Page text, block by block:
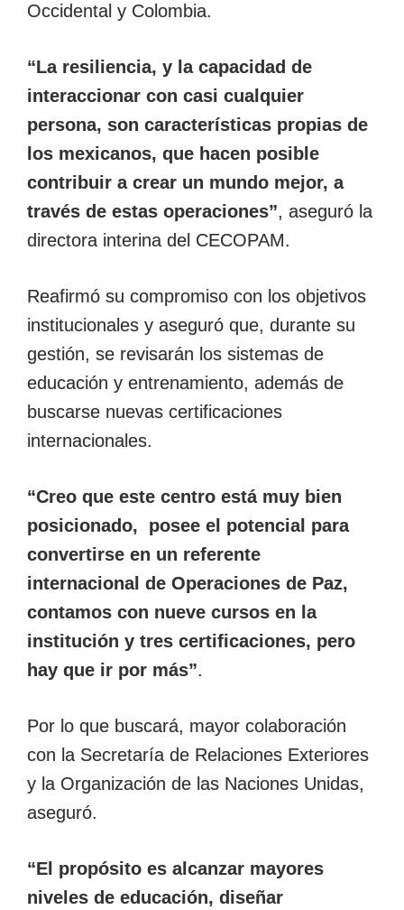
Occidental y Colombia.
“La resiliencia, y la capacidad de
interaccionar con casi cualquier
persona, son características propias de
los mexicanos, que hacen posible
contribuir a crear un mundo mejor, a
través de estas operaciones”, aseguró la
directora interina del CECOPAM.
Reafirmó su compromiso con los objetivos
institucionales y aseguró que, durante su
gestión, se revisarán los sistemas de
educación y entrenamiento, además de
buscarse nuevas certificaciones
internacionales.
“Creo que este centro está muy bien
posicionado, posee el potencial para
convertirse en un referente
internacional de Operaciones de Paz,
contamos con nueve cursos en la
institución y tres certificaciones, pero
hay que ir por más”.
Por lo que buscará, mayor colaboración
con la Secretaría de Relaciones Exteriores
y la Organización de las Naciones Unidas,
aseguró.
“El propósito es alcanzar mayores
niveles de educación, diseñar